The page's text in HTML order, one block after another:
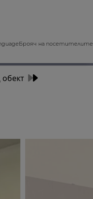
Брояч на посетителите